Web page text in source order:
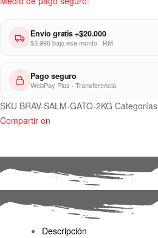
Envío gratis +$20.000
$3.990 bajo ese monto · RM
Pago seguro
WebPay Plus · Transferencia
SKU BRAV-SALM-GATO-2KG Categorías
Compartir en
Descripción